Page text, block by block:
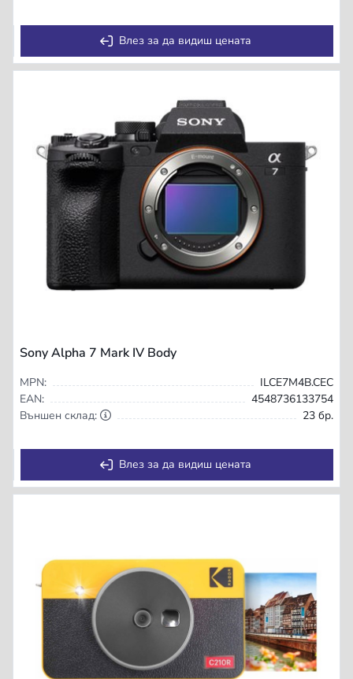
Влез за да видиш цената
Sony Alpha 7 Mark IV Body
MPN:
ILCE7M4B.CEC
EAN:
4548736133754
Външен склад:
23 бр.
Влез за да видиш цената